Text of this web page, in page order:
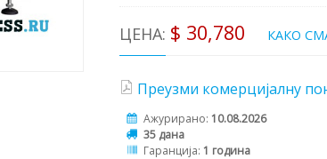
ЦЕНА: $ 30,780 КАКО
Преузми комерцијалну
Ажурирано: 10.08.2026
35 дана
Гаранција: 1 година